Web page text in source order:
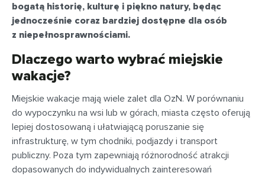
bogatą historię, kulturę i piękno natury, będąc
jednocześnie coraz bardziej dostępne dla osób
z niepełnosprawnościami.
Dlaczego warto wybrać miejskie
wakacje?
Miejskie wakacje mają wiele zalet dla OzN. W porównaniu
do wypoczynku na wsi lub w górach, miasta często oferują
lepiej dostosowaną i ułatwiającą poruszanie się
infrastrukturę, w tym chodniki, podjazdy i transport
publiczny. Poza tym zapewniają różnorodność atrakcji
dopasowanych do indywidualnych zainteresowań